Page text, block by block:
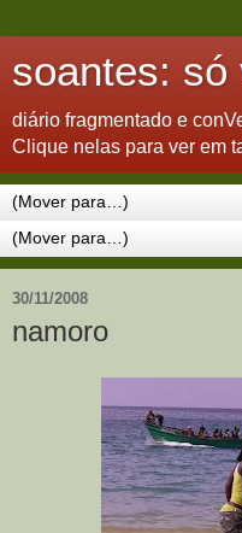
soantes: só
diário fragmentado e
Clique nelas para ver em
30/11/2008
namoro